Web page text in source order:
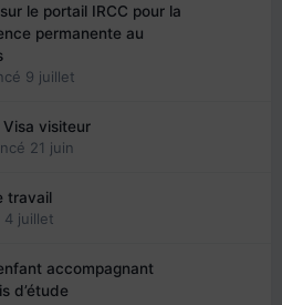
le portail IRCC pour la
permanente au
9 juillet
visiteur
21 juin
travail
4 juillet
accompagnant
d’étude